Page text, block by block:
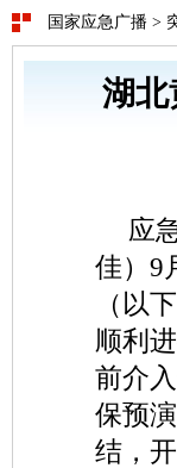
国家应急广播 >
湖北
应
佳）9
（以
顺利
前介
保预
结，